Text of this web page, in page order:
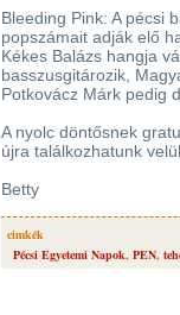
Bleeding Pink: A pécsi
popszámait adják elő
Kékes Balázs hangja
basszusgitározik,
Potkovácz Márk pedig
A nyolc döntősnek
újra találkozhatunk
Betty
cimkék
Pécsi Egyetemi Napok, PEN,